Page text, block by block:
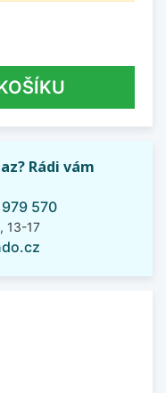
Rádi vám
570
13-17